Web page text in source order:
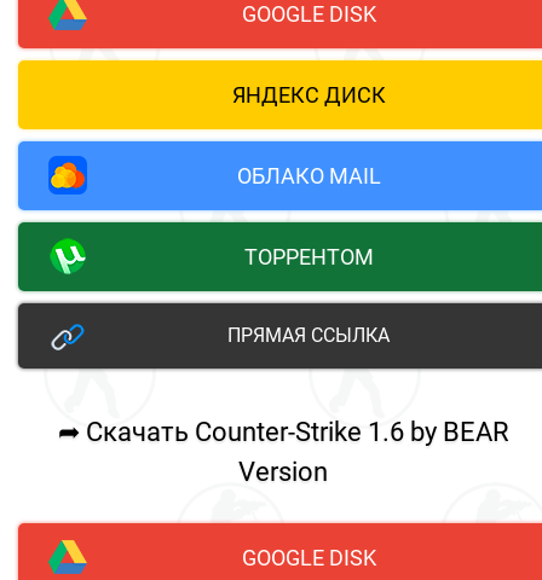
GOOGLE DISK
ЯНДЕКС ДИСК
ОБЛАКО MAIL
ТОРРЕНТОМ
ПРЯМАЯ ССЫЛКА
➦ Скачать Counter-Strike 1.6 by BEAR
Version
GOOGLE DISK